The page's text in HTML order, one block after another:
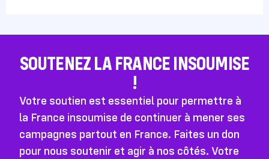
SOUTENEZ LA FRANCE INSOUMISE
!
Votre soutien est essentiel pour permettre à
la France insoumise de continuer à mener ses
campagnes partout en France. Faites un don
pour nous soutenir et agir à nos côtés. Votre